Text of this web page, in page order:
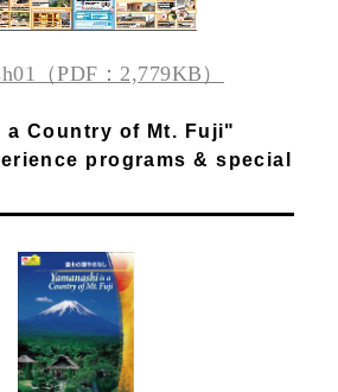
（PDF：2,779KB）
a Country of Mt. Fuji"
programs & special